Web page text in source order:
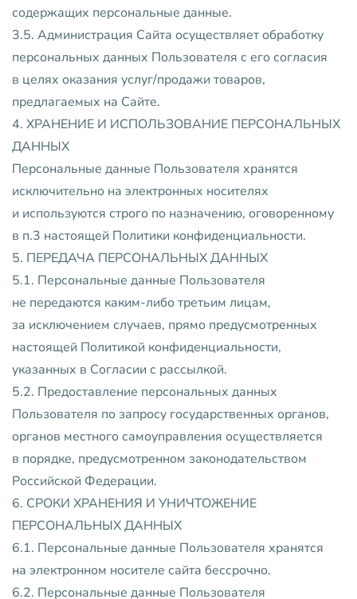
содержащих персональные данные.
3.5. Администрация Сайта осуществляет обработку
персональных данных Пользователя с его согласия
в целях оказания услуг/продажи товаров,
предлагаемых на Сайте.
4. ХРАНЕНИЕ И ИСПОЛЬЗОВАНИЕ ПЕРСОНАЛЬНЫХ
ДАННЫХ
Персональные данные Пользователя хранятся
исключительно на электронных носителях
и используются строго по назначению, оговоренному
в п.3 настоящей Политики конфиденциальности.
5. ПЕРЕДАЧА ПЕРСОНАЛЬНЫХ ДАННЫХ
5.1. Персональные данные Пользователя
не передаются каким-либо третьим лицам,
за исключением случаев, прямо предусмотренных
настоящей Политикой конфиденциальности,
указанных в Согласии с рассылкой.
5.2. Предоставление персональных данных
Пользователя по запросу государственных органов,
органов местного самоуправления осуществляется
в порядке, предусмотренном законодательством
Российской Федерации.
6. СРОКИ ХРАНЕНИЯ И УНИЧТОЖЕНИЕ
ПЕРСОНАЛЬНЫХ ДАННЫХ
6.1. Персональные данные Пользователя хранятся
на электронном носителе сайта бессрочно.
6.2. Персональные данные Пользователя